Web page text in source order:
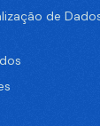
de